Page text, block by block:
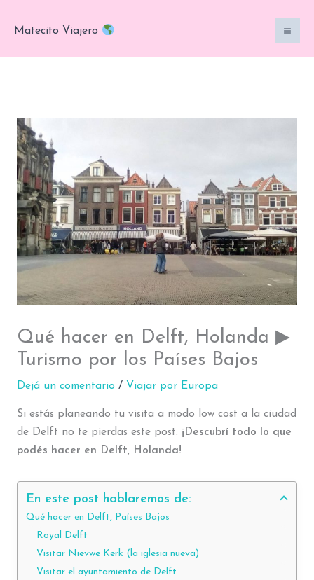
Matecito Viajero
Qué hacer en Delft, Holanda ▶
Turismo por los Países Bajos
Dejá un comentario / Viajar por Europa
Si estás planeando tu visita a modo low cost a la ciudad
de Delft no te pierdas este post. ¡Descubrí todo lo que
podés hacer en Delft, Holanda!
En este post hablaremos de:
Qué hacer en Delft, Países Bajos
Royal Delft
Visitar Nievwe Kerk (la iglesia nueva)
Visitar el ayuntamiento de Delft